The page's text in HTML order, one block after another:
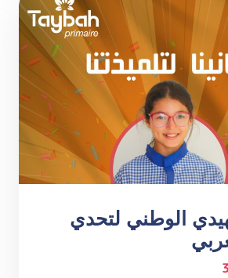
الوطني لتحدي